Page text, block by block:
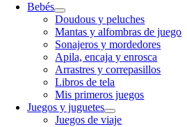
Bebés
Doudous y peluches
Mantas y alfombras de juego
Sonajeros y mordedores
Apila, encaja y enrosca
Arrastres y correpasillos
Libros de tela
Mis primeros juegos
Juegos y juguetes
Juegos de viaje